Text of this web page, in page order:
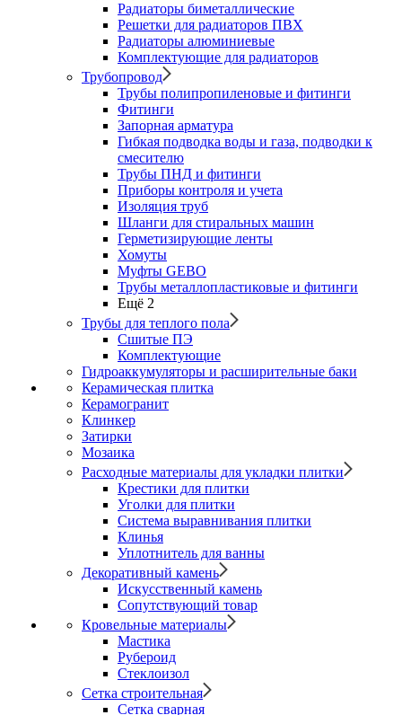
Радиаторы биметаллические
Решетки для радиаторов ПВХ
Радиаторы алюминиевые
Комплектующие для радиаторов
Трубопровод
Трубы полипропиленовые и фитинги
Фитинги
Запорная арматура
Гибкая подводка воды и газа, подводки к
смесителю
Трубы ПНД и фитинги
Приборы контроля и учета
Изоляция труб
Шланги для стиральных машин
Герметизирующие ленты
Хомуты
Муфты GEBO
Трубы металлопластиковые и фитинги
Ещё 2
Трубы для теплого пола
Сшитые ПЭ
Комплектующие
Гидроаккумуляторы и расширительные баки
Керамическая плитка
Керамогранит
Клинкер
Затирки
Мозаика
Расходные материалы для укладки плитки
Крестики для плитки
Уголки для плитки
Система выравнивания плитки
Клинья
Уплотнитель для ванны
Декоративный камень
Искусственный камень
Сопутствующий товар
Кровельные материалы
Мастика
Рубероид
Стеклоизол
Сетка строительная
Сетка сварная